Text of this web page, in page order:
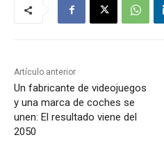
Artículo anterior
Un fabricante de videojuegos
y una marca de coches se
unen: El resultado viene del
2050